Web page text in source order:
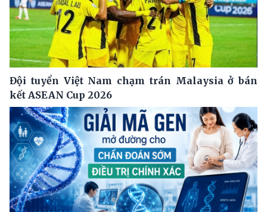
Đội tuyển Việt Nam chạm trán Malaysia ở bán
kết ASEAN Cup 2026